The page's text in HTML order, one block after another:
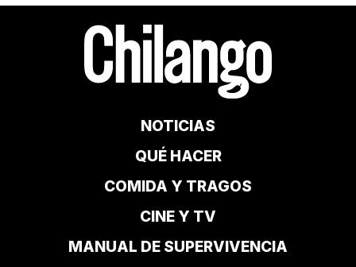
NOTICIAS
QUÉ HACER
COMIDA Y TRAGOS
CINE Y TV
MANUAL DE SUPERVIVENCIA